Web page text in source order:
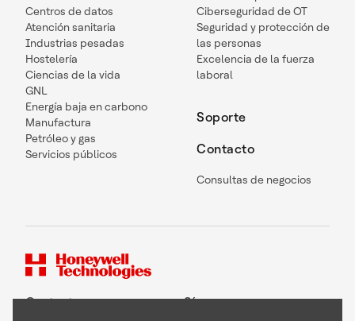
Centros de datos
Atención sanitaria
Industrias pesadas
Hostelería
Ciencias de la vida
GNL
Energía baja en carbono
Manufactura
Petróleo y gas
Servicios públicos
Ciberseguridad de OT
Seguridad y protección de
las personas
Excelencia de la fuerza
laboral
Soporte
Contacto
Consultas de negocios
Contacto Síguenos